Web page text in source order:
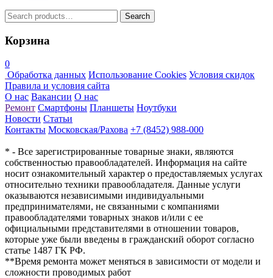
Search
for:
Search
Корзина
0
Обработка данных Использование Cookies Условия скидок
Правила и условия сайта
О нас Вакансии О нас
Ремонт Смартфоны Планшеты Ноутбуки
Новости Статьи
Контакты Московская/Рахова +7 (8452) 988-000
* - Все зарегистрированные товарные знаки, являются
собственностью правообладателей. Информация на сайте
носит ознакомительный характер о предоставляемых услугах
относительно техники правообладателя. Данные услуги
оказываются независимыми индивидуальными
предпринимателями, не связанными с компаниями
правообладателями товарных знаков и/или с ее
официальными представителями в отношении товаров,
которые уже были введены в гражданский оборот согласно
статье 1487 ГК РФ.
**Время ремонта может меняться в зависимости от модели и
сложности проводимых работ